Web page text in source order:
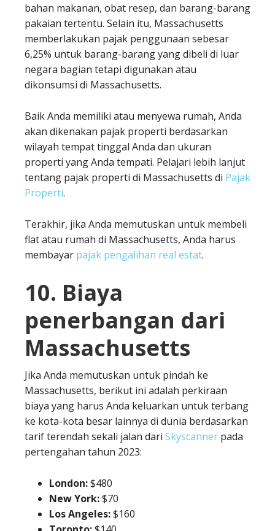
bahan makanan, obat resep, dan barang-barang
pakaian tertentu. Selain itu, Massachusetts
memberlakukan pajak penggunaan sebesar
6,25% untuk barang-barang yang dibeli di luar
negara bagian tetapi digunakan atau
dikonsumsi di Massachusetts.
Baik Anda memiliki atau menyewa rumah, Anda
akan dikenakan pajak properti berdasarkan
wilayah tempat tinggal Anda dan ukuran
properti yang Anda tempati. Pelajari lebih lanjut
tentang pajak properti di Massachusetts di Pajak
Properti.
Terakhir, jika Anda memutuskan untuk membeli
flat atau rumah di Massachusetts, Anda harus
membayar pajak pengalihan real estat.
10. Biaya
penerbangan dari
Massachusetts
Jika Anda memutuskan untuk pindah ke
Massachusetts, berikut ini adalah perkiraan
biaya yang harus Anda keluarkan untuk terbang
ke kota-kota besar lainnya di dunia berdasarkan
tarif terendah sekali jalan dari Skyscanner pada
pertengahan tahun 2023:
London:$480
New York:$70
Los Angeles:$160